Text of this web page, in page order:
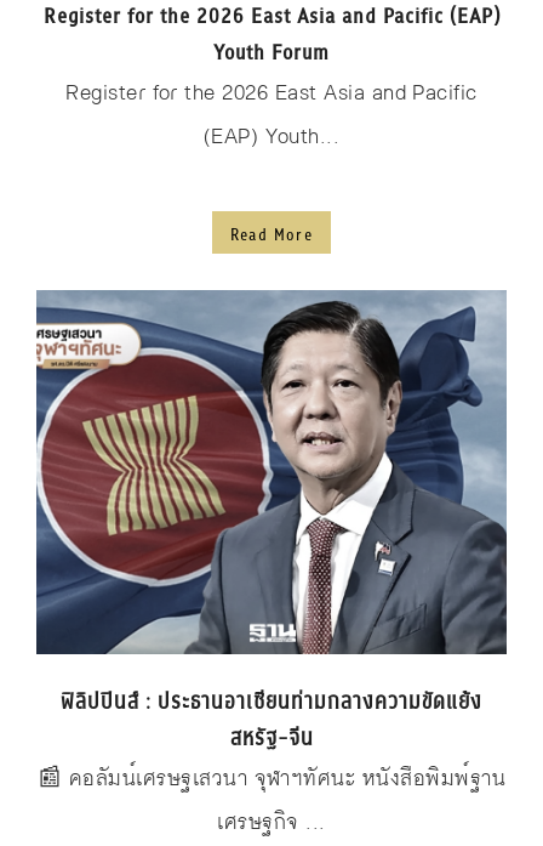
Register for the 2026 East Asia and Pacific (EAP)
Youth Forum
Register for the 2026 East Asia and Pacific
(EAP) Youth...
Read More
ฟิลิปปินส์ : ประธานอาเซียนท่ามกลางความขัดแย้ง
สหรัฐ-จีน
📰 คอลัมน์เศรษฐเสวนา จุฬาฯทัศนะ หนังสือพิมพ์ฐาน
เศรษฐกิจ ...